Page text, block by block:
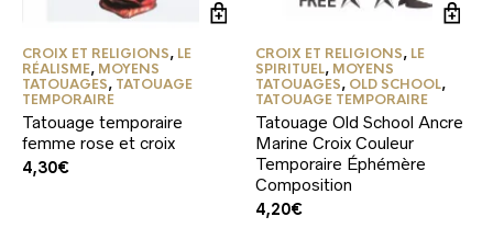
CROIX ET RELIGIONS, LE
RÉALISME, MOYENS
TATOUAGES, TATOUAGE
TEMPORAIRE
Tatouage temporaire
femme rose et croix
4,30€
CROIX ET RELIGIONS, LE
SPIRITUEL, MOYENS
TATOUAGES, OLD SCHOOL,
TATOUAGE TEMPORAIRE
Tatouage Old School Ancre
Marine Croix Couleur
Temporaire Éphémère
Composition
4,20€